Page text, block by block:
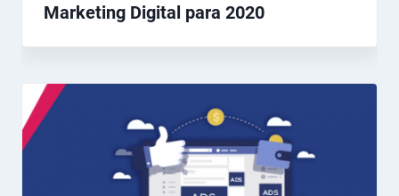
Marketing Digital para 2020